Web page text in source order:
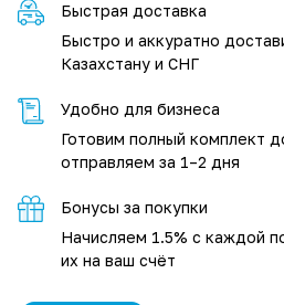
Быстрая доставка
Быстро и аккуратно
Казахстану и СНГ
Удобно для бизнеса
Готовим полный комплект
отправляем за 1–2 дня
Бонусы за покупки
Начисляем 1.5% с каждой
их на ваш счёт